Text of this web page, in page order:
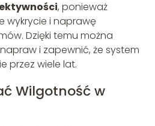
, ponieważ
wykrycie i naprawę
Dzięki temu można
i zapewnić, że system
przez wiele lat.
Wilgotność w